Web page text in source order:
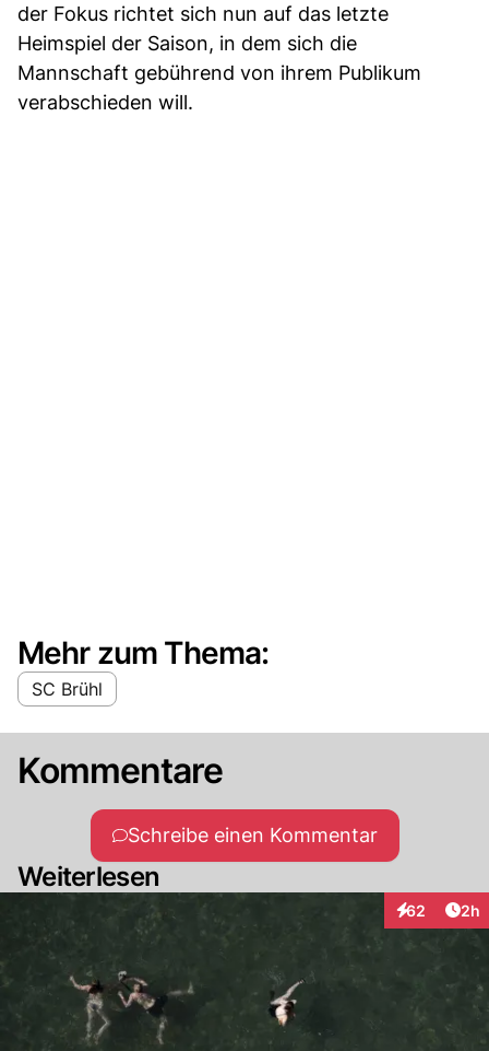
der Fokus richtet sich nun auf das letzte
Heimspiel der Saison, in dem sich die
Mannschaft gebührend von ihrem Publikum
verabschieden will.
Mehr zum Thema:
SC Brühl
Kommentare
Schreibe einen Kommentar
Weiterlesen
62
Interaktionen
2h